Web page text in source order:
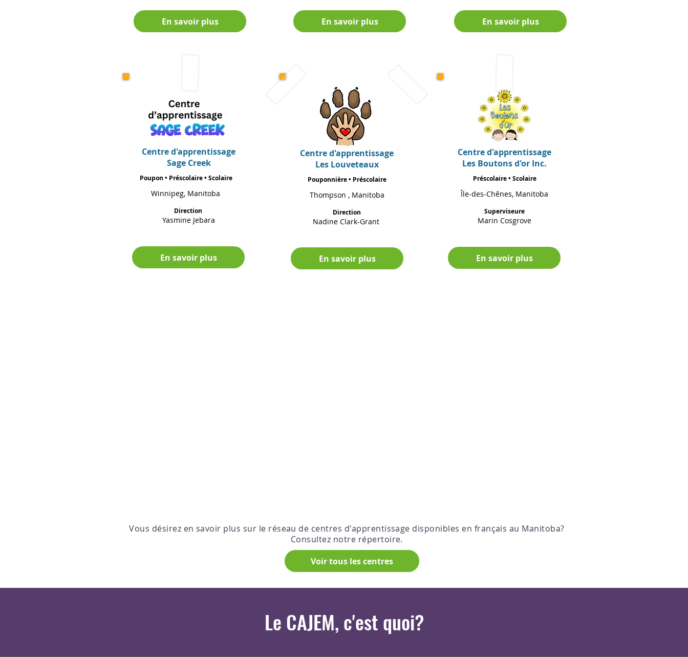
En savoir plus En savoir plus En savoir plus
Centre d'apprentissage
Sage Creek
Poupon • Préscolaire • Scolaire
Winnipeg, Manitoba
Direction
Yasmine Jebara
En savoir plus
Centre d'apprentissage
Les Louveteaux
Pouponnière • Préscolaire
Thompson , Manitoba
Direction
Nadine Clark-Grant
En savoir plus
Centre d'apprentissage
Les Boutons d'or Inc.
Préscolaire • Scolaire
Île-des-Chênes, Manitoba
Superviseure
Marin Cosgrove
En savoir plus
Vous désirez en savoir plus sur le réseau de centres d'apprentissage disponibles en français au Manitoba?
Consultez notre répertoire.
Voir tous les centres
Le CAJEM, c'est quoi?